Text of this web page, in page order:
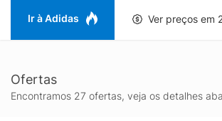
Ir à Adidas Ver preços em
Ofertas
Encontramos 27 ofertas, veja os detalhes